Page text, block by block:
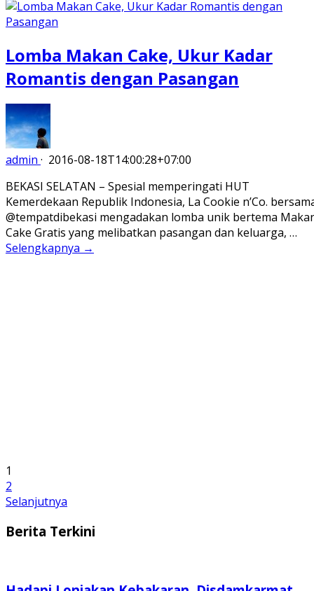
Lomba Makan Cake, Ukur Kadar
Romantis dengan Pasangan
admin · 2016-08-18T14:00:28+07:00
BEKASI SELATAN – Spesial memperingati HUT
Kemerdekaan Republik Indonesia, La Cookie n’Co.
@tempatdibekasi mengadakan lomba unik bertema
Cake Gratis yang melibatkan pasangan dan keluarga, …
Selengkapnya →
1
2
Selanjutnya
Berita Terkini